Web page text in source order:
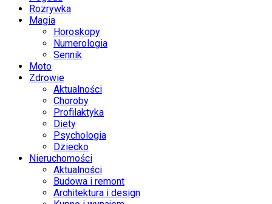
Rozrywka
Magia
Horoskopy
Numerologia
Sennik
Moto
Zdrowie
Aktualności
Choroby
Profilaktyka
Diety
Psychologia
Dziecko
Nieruchomości
Aktualności
Budowa i remont
Architektura i design